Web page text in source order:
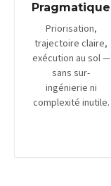
Pragmatique
Priorisation,
trajectoire claire,
exécution au sol —
sans sur-
ingénierie ni
complexité inutile.